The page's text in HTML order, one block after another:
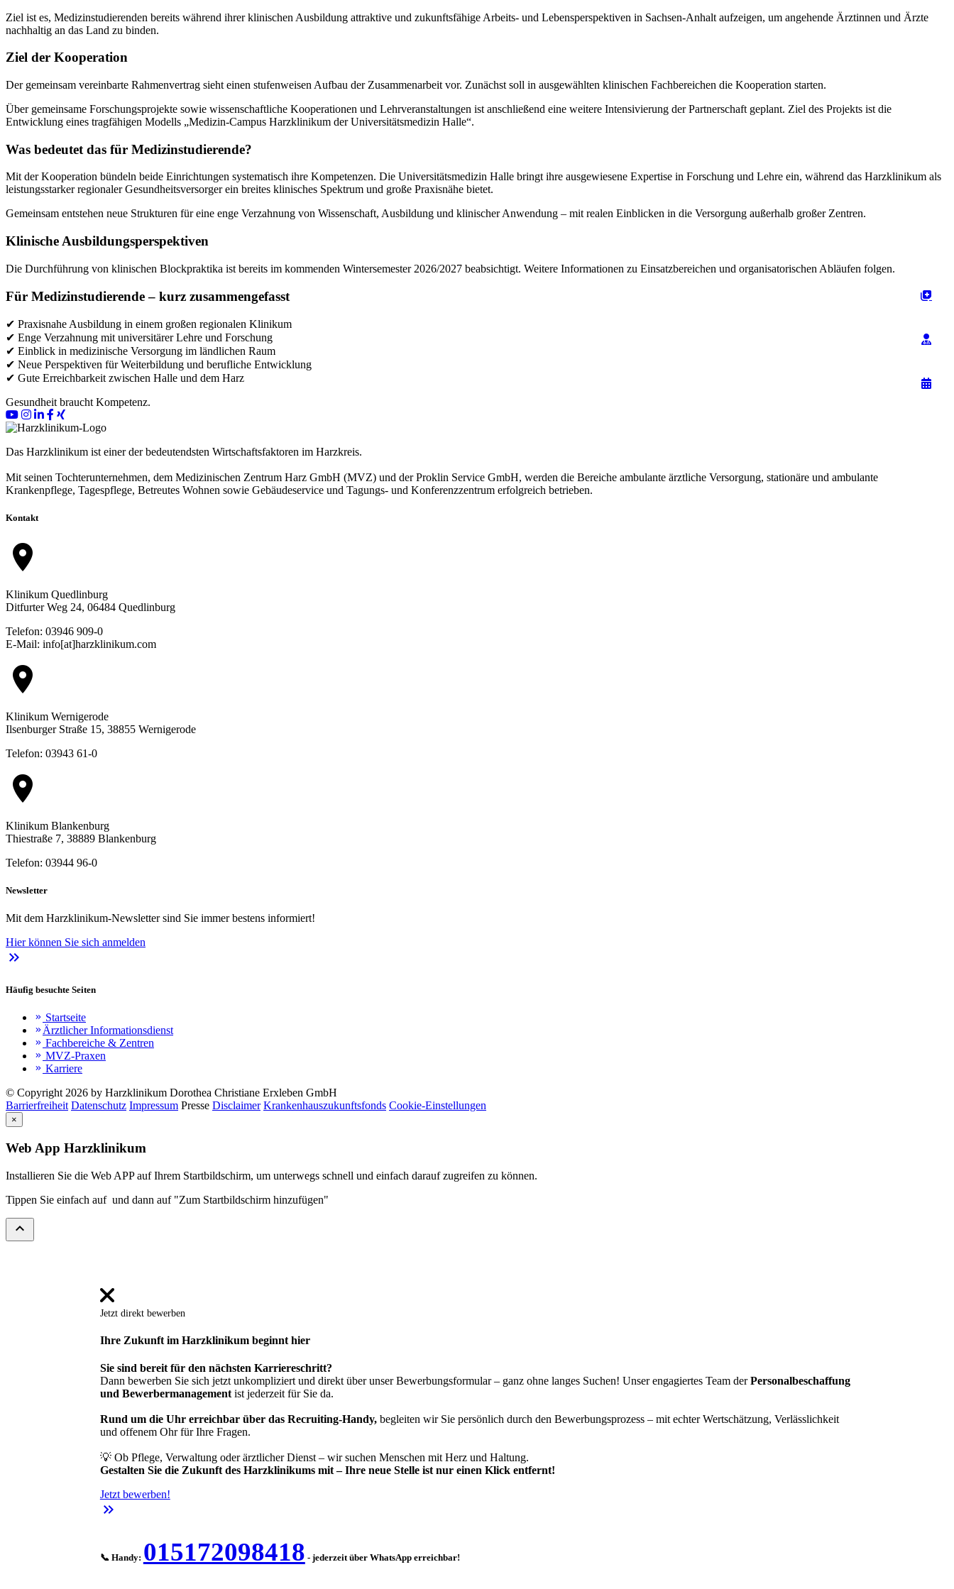
Ziel ist es, Medizinstudierenden bereits während ihrer klinischen Ausbildung attraktive und zukunftsfähige Arbeits- und Lebensperspektiven in Sachsen-Anhalt aufzeigen, um angehende Ärztinnen und Ärzte
nachhaltig an das Land zu binden.
Ziel der Kooperation
Der gemeinsam vereinbarte Rahmenvertrag sieht einen stufenweisen Aufbau der Zusammenarbeit vor. Zunächst soll in ausgewählten klinischen Fachbereichen die Kooperation starten.
Über gemeinsame Forschungsprojekte sowie wissenschaftliche Kooperationen und Lehrveranstaltungen ist anschließend eine weitere Intensivierung der Partnerschaft geplant. Ziel des Projekts ist die
Entwicklung eines tragfähigen Modells „Medizin-Campus Harzklinikum der Universitätsmedizin Halle“.
Was bedeutet das für Medizinstudierende?
Mit der Kooperation bündeln beide Einrichtungen systematisch ihre Kompetenzen. Die Universitätsmedizin Halle bringt ihre ausgewiesene Expertise in Forschung und Lehre ein, während das Harzklinikum als
leistungsstarker regionaler Gesundheitsversorger ein breites klinisches Spektrum und große Praxisnähe bietet.
Gemeinsam entstehen neue Strukturen für eine enge Verzahnung von Wissenschaft, Ausbildung und klinischer Anwendung – mit realen Einblicken in die Versorgung außerhalb großer Zentren.
Klinische Ausbildungsperspektiven
Die Durchführung von klinischen Blockpraktika ist bereits im kommenden Wintersemester 2026/2027 beabsichtigt. Weitere Informationen zu Einsatzbereichen und organisatorischen Abläufen folgen.
Für Medizinstudierende – kurz zusammengefasst
✔ Praxisnahe Ausbildung in einem großen regionalen Klinikum
✔ Enge Verzahnung mit universitärer Lehre und Forschung
✔ Einblick in medizinische Versorgung im ländlichen Raum
✔ Neue Perspektiven für Weiterbildung und berufliche Entwicklung
✔ Gute Erreichbarkeit zwischen Halle und dem Harz
Gesundheit braucht Kompetenz.
Das Harzklinikum ist einer der bedeutendsten Wirtschaftsfaktoren im Harzkreis.
Mit seinen Tochterunternehmen, dem Medizinischen Zentrum Harz GmbH (MVZ) und der Proklin Service GmbH, werden die Bereiche ambulante ärztliche Versorgung, stationäre und ambulante
Krankenpflege, Tagespflege, Betreutes Wohnen sowie Gebäudeservice und Tagungs- und Konferenzzentrum erfolgreich betrieben.
Kontakt
location_on
Klinikum Quedlinburg
Ditfurter Weg 24, 06484 Quedlinburg
Telefon: 03946 909-0
E-Mail: info[at]harzklinikum.com
location_on
Klinikum Wernigerode
Ilsenburger Straße 15, 38855 Wernigerode
Telefon: 03943 61-0
location_on
Klinikum Blankenburg
Thiestraße 7, 38889 Blankenburg
Telefon: 03944 96-0
Newsletter
Mit dem Harzklinikum-Newsletter sind Sie immer bestens informiert!
Hier können Sie sich anmelden
keyboard_double_arrow_right
Häufig besuchte Seiten
keyboard_double_arrow_right Startseite
keyboard_double_arrow_right Ärztlicher Informationsdienst
keyboard_double_arrow_right Fachbereiche & Zentren
keyboard_double_arrow_right MVZ-Praxen
keyboard_double_arrow_right Karriere
© Copyright 2026 by Harzklinikum Dorothea Christiane Erxleben GmbH
Barrierfreiheit Datenschutz Impressum Presse Disclaimer Krankenhauszukunftsfonds Cookie-Einstellungen
×
Web App Harzklinikum
Installieren Sie die Web APP auf Ihrem Startbildschirm, um unterwegs schnell und einfach darauf zugreifen zu können.
Tippen Sie einfach auf und dann auf "Zum Startbildschirm hinzufügen"
expand_less
Jetzt direkt bewerben
Ihre Zukunft im Harzklinikum beginnt hier
Sie sind bereit für den nächsten Karriereschritt?
Dann bewerben Sie sich jetzt unkompliziert und direkt über unser Bewerbungsformular – ganz ohne langes Suchen! Unser engagiertes Team derPersonalbeschaffung
und Bewerbermanagementist jederzeit für Sie da.
Rund um die Uhr erreichbar über das Recruiting-Handy,begleiten wir Sie persönlich durch den Bewerbungsprozess – mit echter Wertschätzung, Verlässlichkeit
und offenem Ohr für Ihre Fragen.
💡 Ob Pflege, Verwaltung oder ärztlicher Dienst – wir suchen Menschen mit Herz und Haltung.
Gestalten Sie die Zukunft des Harzklinikums mit – Ihre neue Stelle ist nur einen Klick entfernt!
Jetzt bewerben!
keyboard_double_arrow_right
📞 Handy: 015172098418 - jederzeit über WhatsApp erreichbar!